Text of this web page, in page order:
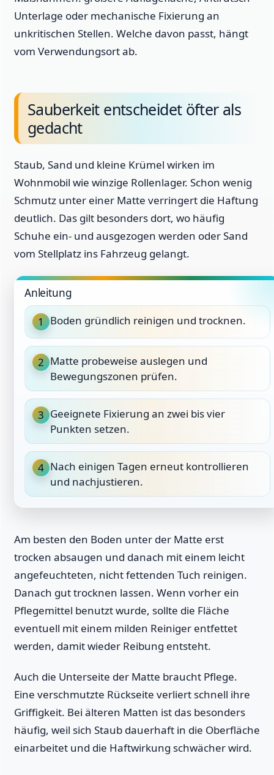
Unterlage oder mechanische Fixierung an
unkritischen Stellen. Welche davon passt, hängt
vom Verwendungsort ab.
Sauberkeit entscheidet öfter als
gedacht
Staub, Sand und kleine Krümel wirken im
Wohnmobil wie winzige Rollenlager. Schon wenig
Schmutz unter einer Matte verringert die Haftung
deutlich. Das gilt besonders dort, wo häufig
Schuhe ein- und ausgezogen werden oder Sand
vom Stellplatz ins Fahrzeug gelangt.
Anleitung
1 Boden gründlich reinigen und trocknen.
2 Matte probeweise auslegen und
Bewegungszonen prüfen.
3 Geeignete Fixierung an zwei bis vier
Punkten setzen.
4 Nach einigen Tagen erneut kontrollieren
und nachjustieren.
Am besten den Boden unter der Matte erst
trocken absaugen und danach mit einem leicht
angefeuchteten, nicht fettenden Tuch reinigen.
Danach gut trocknen lassen. Wenn vorher ein
Pflegemittel benutzt wurde, sollte die Fläche
eventuell mit einem milden Reiniger entfettet
werden, damit wieder Reibung entsteht.
Auch die Unterseite der Matte braucht Pflege.
Eine verschmutzte Rückseite verliert schnell ihre
Griffigkeit. Bei älteren Matten ist das besonders
häufig, weil sich Staub dauerhaft in die Oberfläche
einarbeitet und die Haftwirkung schwächer wird.